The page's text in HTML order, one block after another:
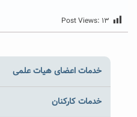
Post Views: ۱۳
خدمات اعضای هیات علمی
خدمات کارکنان